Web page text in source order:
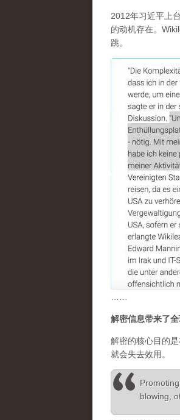
2012年习近平上
的动机存在。
跳。
解密信息带来了
解密的核心目的
就会失去效用。
blowing,